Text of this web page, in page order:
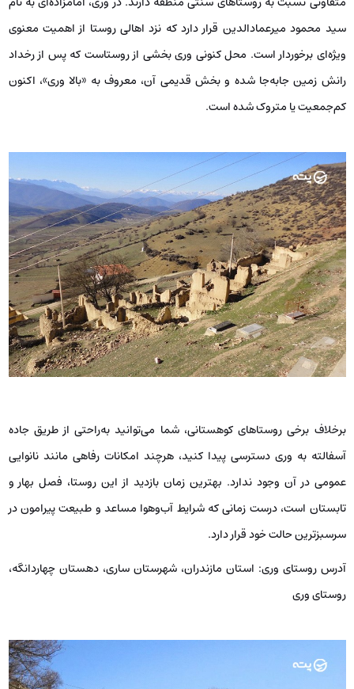
سید محمود میرعمادالدین قرار دارد که نزد اهالی روستا از اهمیت معنوی
ویژه‌ای برخوردار است. محل کنونی وری بخشی از روستاست که پس از رخداد
رانش زمین جابه‌جا شده و بخش قدیمی آن، معروف به «بالا وری»، اکنون
کم‌جمعیت یا متروک شده است.
برخلاف برخی روستاهای کوهستانی، شما می‌توانید به‌راحتی از طریق جاده
آسفالته به وری دسترسی پیدا کنید، هرچند امکانات رفاهی مانند نانوایی
عمومی در آن وجود ندارد. بهترین زمان بازدید از این روستا، فصل بهار و
تابستان است، درست زمانی که شرایط آب‌وهوا مساعد و طبیعت پیرامون در
سرسبزترین حالت خود قرار دارد.
آدرس روستای وری: استان مازندران، شهرستان ساری، دهستان چهاردانگه،
روستای وری